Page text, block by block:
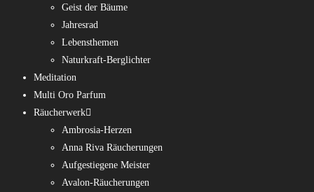
Geist der Bäume
Jahresrad
Lebensthemen
Naturkraft-Berglichter
Meditation
Multi Oro Parfum
Räucherwerk
Ambrosia-Herzen
Anna Riva Räucherungen
Aufgestiegene Meister
Avalon-Räucherungen